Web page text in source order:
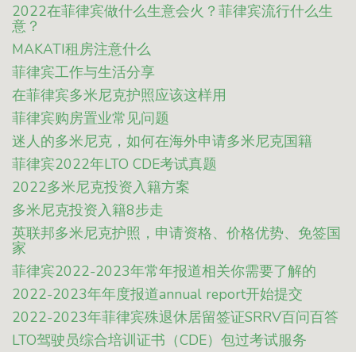
2022在菲律宾做什么生意会火？菲律宾流行什么生
意？
MAKATI租房注意什么
菲律宾工作与生活分享
在菲律宾多米尼克护照应该这样用
菲律宾购房置业常见问题
迷人的多米尼克，如何在海外申请多米尼克国籍
菲律宾2022年LTO CDE考试真题
2022多米尼克投资入籍方案
多米尼克投资入籍8步走
英联邦多米尼克护照，申请资格、价格优势、免签国
家
菲律宾2022-2023年常年报道相关你需要了解的
2022-2023年年度报道annual report开始提交
2022-2023年菲律宾殊退休居留签证SRRV百问百答
LTO驾驶员综合培训证书（CDE）包过考试服务